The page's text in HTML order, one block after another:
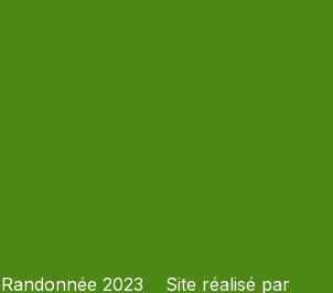
2023 Site réalisé par